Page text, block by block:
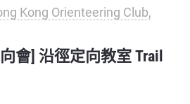
Kong Orienteering Club,
會] 沿徑定向教室 Trail